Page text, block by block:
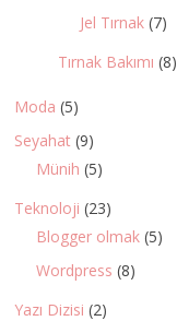
Jel Tırnak (7)
Tırnak Bakımı (8)
Moda (5)
Seyahat (9)
Münih (5)
Teknoloji (23)
Blogger olmak (5)
Wordpress (8)
Yazı Dizisi (2)